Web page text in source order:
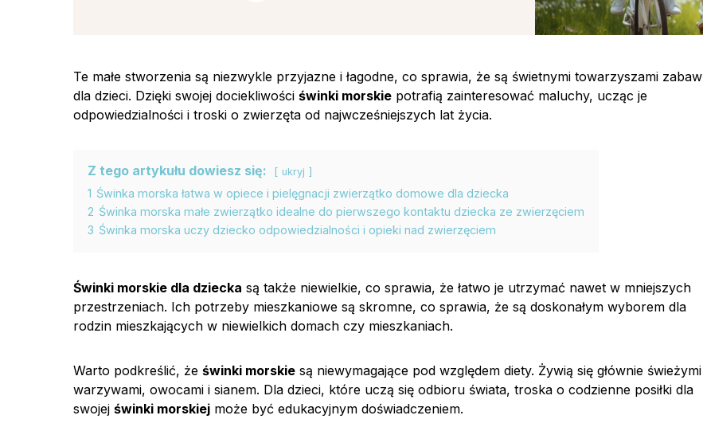
Te małe stworzenia są niezwykle przyjazne i łagodne, co sprawia, że są świetnymi towarzyszami zabaw
dla dzieci. Dzięki swojej dociekliwości świnki morskie potrafią zainteresować maluchy, ucząc je
odpowiedzialności i troski o zwierzęta od najwcześniejszych lat życia.
Z tego artykułu dowiesz się: ukryj
1 Świnka morska łatwa w opiece i pielęgnacji zwierzątko domowe dla dziecka
2 Świnka morska małe zwierzątko idealne do pierwszego kontaktu dziecka ze zwierzęciem
3 Świnka morska uczy dziecko odpowiedzialności i opieki nad zwierzęciem
Świnki morskie dla dziecka są także niewielkie, co sprawia, że łatwo je utrzymać nawet w mniejszych
przestrzeniach. Ich potrzeby mieszkaniowe są skromne, co sprawia, że są doskonałym wyborem dla
rodzin mieszkających w niewielkich domach czy mieszkaniach.
Warto podkreślić, że świnki morskie są niewymagające pod względem diety. Żywią się głównie świeżymi
warzywami, owocami i sianem. Dla dzieci, które uczą się odbioru świata, troska o codzienne posiłki dla
swojej świnki morskiej może być edukacyjnym doświadczeniem.